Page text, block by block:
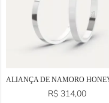
R$ 314,00